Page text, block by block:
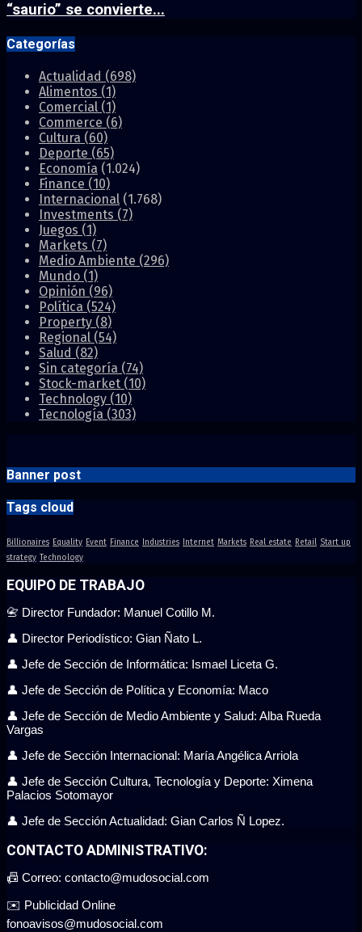
“saurio” se convierte...
Categorías
Actualidad (698)
Alimentos (1)
Comercial (1)
Commerce (6)
Cultura (60)
Deporte (65)
Economía (1.024)
Finance (10)
Internacional (1.768)
Investments (7)
Juegos (1)
Markets (7)
Medio Ambiente (296)
Mundo (1)
Opinión (96)
Política (524)
Property (8)
Regional (54)
Salud (82)
Sin categoría (74)
Stock-market (10)
Technology (10)
Tecnología (303)
Banner post
Tags cloud
Billionaires Equality Event Finance Industries Internet Markets Real estate Retail Start up
strategy Technology
EQUIPO DE TRABAJO
📇 Director Fundador: Manuel Cotillo M.
👤 Director Periodístico: Gian Ñato L.
👤 Jefe de Sección de Informática: Ismael Liceta G.
👤 Jefe de Sección de Política y Economía: Maco
👤 Jefe de Sección de Medio Ambiente y Salud: Alba Rueda
Vargas
👤 Jefe de Sección Internacional: María Angélica Arriola
👤 Jefe de Sección Cultura, Tecnología y Deporte: Ximena
Palacios Sotomayor
👤 Jefe de Sección Actualidad: Gian Carlos Ñ Lopez.
CONTACTO ADMINISTRATIVO:
📠 Correo: contacto@mudosocial.com
✉️ Publicidad Online
fonoavisos@mudosocial.com